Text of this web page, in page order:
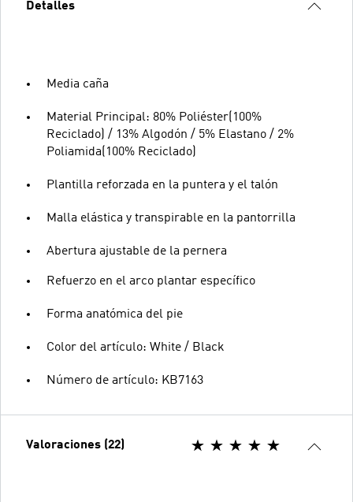
Detalles
Media caña
Material Principal: 80% Poliéster(100%
Reciclado) / 13% Algodón / 5% Elastano / 2%
Poliamida(100% Reciclado)
Plantilla reforzada en la puntera y el talón
Malla elástica y transpirable en la pantorrilla
Abertura ajustable de la pernera
Refuerzo en el arco plantar específico
Forma anatómica del pie
Color del artículo: White / Black
Número de artículo: KB7163
Valoraciones (22)